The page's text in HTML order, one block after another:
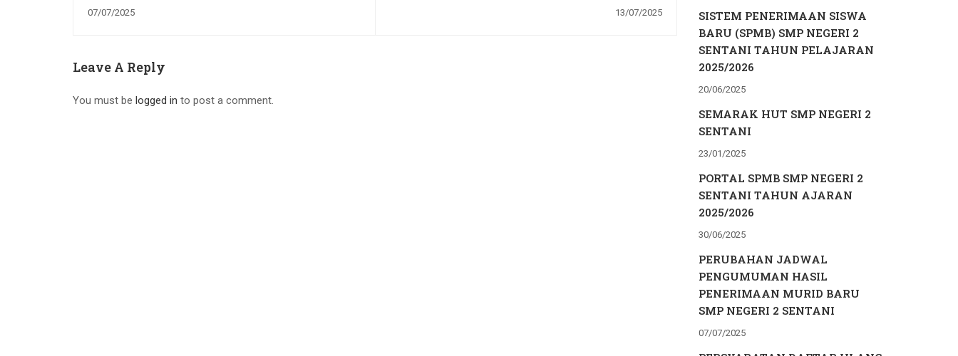
BARU
07/07/2025 13/07/2025
Leave A Reply
You must be logged in to post a comment.
SISTEM PENERIMAAN SISWA
BARU (SPMB) SMP NEGERI 2
SENTANI TAHUN PELAJARAN
2025/2026
20/06/2025
SEMARAK HUT SMP NEGERI 2
SENTANI
23/01/2025
PORTAL SPMB SMP NEGERI 2
SENTANI TAHUN AJARAN
2025/2026
30/06/2025
PERUBAHAN JADWAL
PENGUMUMAN HASIL
PENERIMAAN MURID BARU
SMP NEGERI 2 SENTANI
07/07/2025